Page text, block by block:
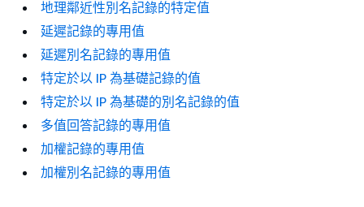
地理鄰近性別名記錄的特定值
延遲記錄的專用值
延遲別名記錄的專用值
特定於以 IP 為基礎記錄的值
特定於以 IP 為基礎的別名記錄的值
多值回答記錄的專用值
加權記錄的專用值
加權別名記錄的專用值